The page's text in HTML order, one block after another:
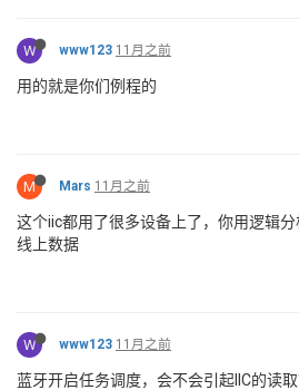
W www123 11月之前
用的就是你们例程的
M Mars 11月之前
这个iic都用了很多设备上了，你用逻辑
线上数据
W www123 11月之前
蓝牙开启任务调度，会不会引起IIC的读取